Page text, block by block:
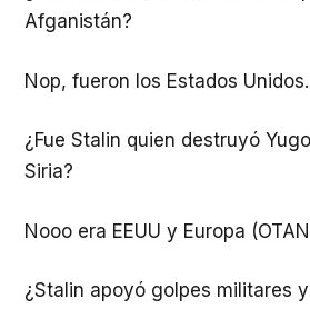
Afganistán?
Nop, fueron los Estados Unidos.
¿Fue Stalin quien destruyó
Siria?
Nooo era EEUU y Europa
¿Stalin apoyó golpes militares